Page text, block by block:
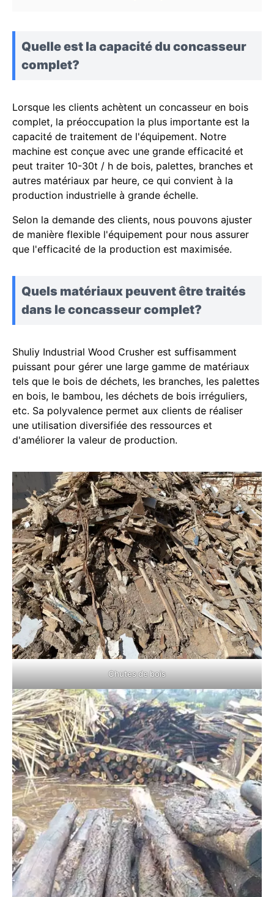
Quelle est la capacité du concasseur
complet?
Lorsque les clients achètent un concasseur en bois
complet, la préoccupation la plus importante est la
capacité de traitement de l'équipement. Notre
machine est conçue avec une grande efficacité et
peut traiter 10-30t / h de bois, palettes, branches et
autres matériaux par heure, ce qui convient à la
production industrielle à grande échelle.
Selon la demande des clients, nous pouvons ajuster
de manière flexible l'équipement pour nous assurer
que l'efficacité de la production est maximisée.
Quels matériaux peuvent être traités
dans le concasseur complet?
Shuliy Industrial Wood Crusher est suffisamment
puissant pour gérer une large gamme de matériaux
tels que le bois de déchets, les branches, les palettes
en bois, le bambou, les déchets de bois irréguliers,
etc. Sa polyvalence permet aux clients de réaliser
une utilisation diversifiée des ressources et
d'améliorer la valeur de production.
Chutes de bois